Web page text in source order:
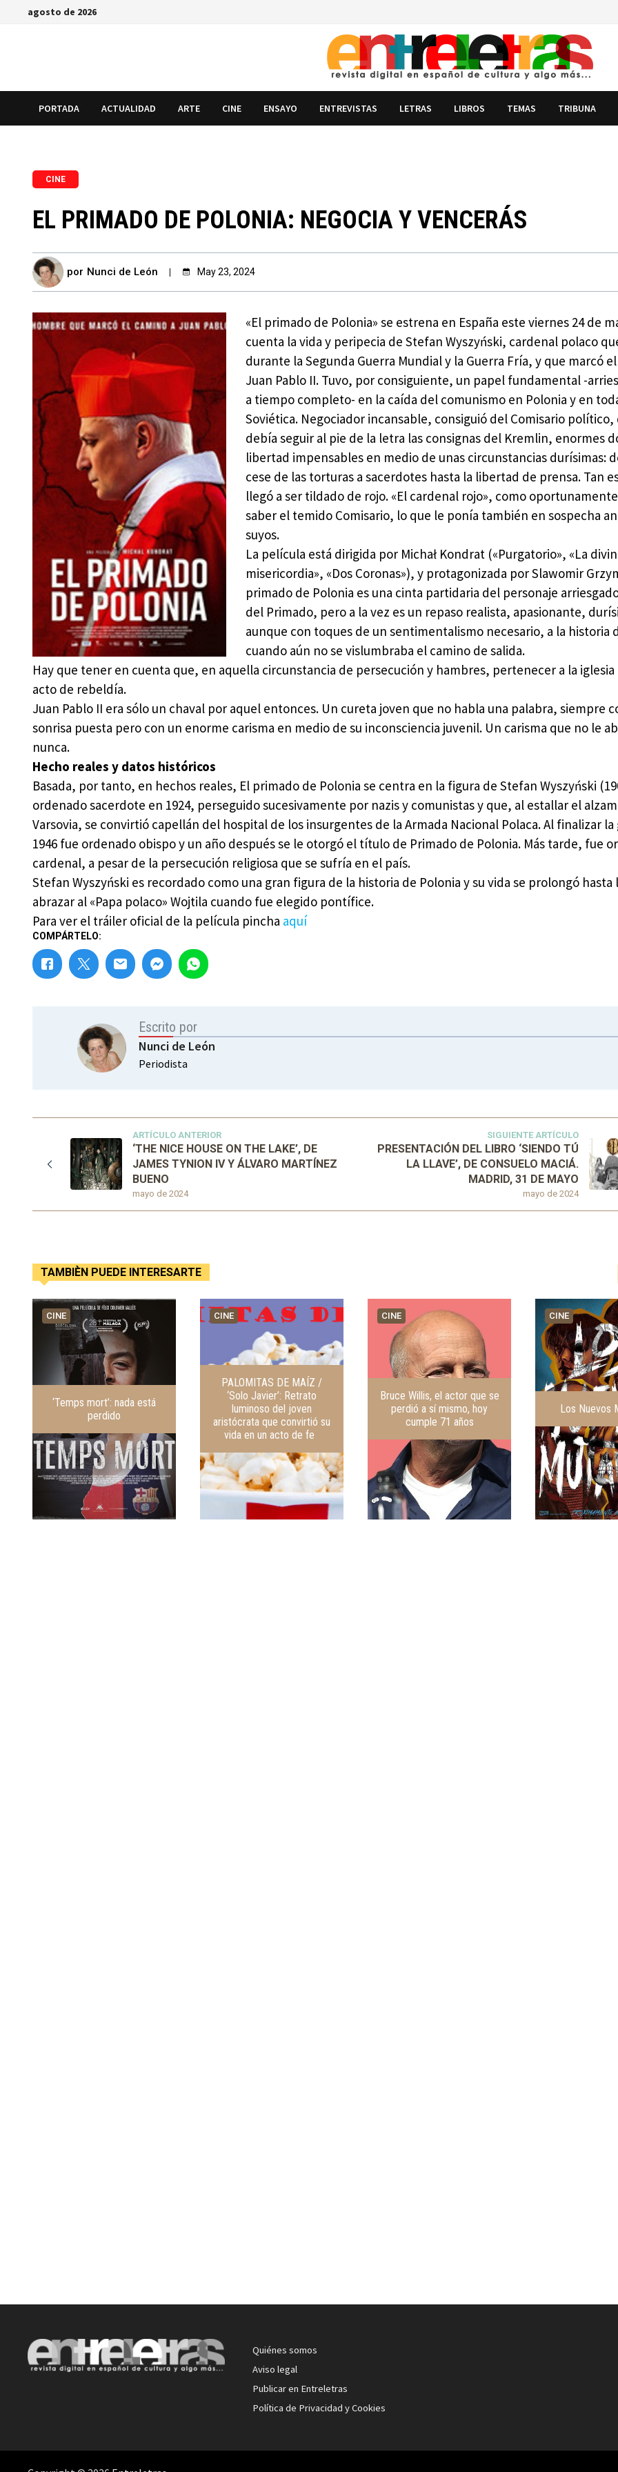
Saltaragosto de 2026
PORTADA ACTUALIDAD ARTE CINE ENSAYO ENTREVISTAS LETRAS LIBROS TEMAS TRIBUNA
CINE
EL PRIMADO DE POLONIA: NEGOCIA Y VENCERÁS
por Nunci de León May 23, 2024
«El primado de Polonia» se estrena en España este viernes 24 de
cuenta la vida y peripecia de Stefan Wyszyński, cardenal polaco
durante la Segunda Guerra Mundial y la Guerra Fría, y que marcó
Juan Pablo II. Tuvo, por consiguiente, un papel fundamental -
a tiempo completo- en la caída del comunismo en Polonia y en
Soviética. Negociador incansable, consiguió del Comisario político,
debía seguir al pie de la letra las consignas del Kremlin, enormes
libertad impensables en medio de unas circunstancias durísimas:
cese de las torturas a sacerdotes hasta la libertad de prensa. Tan
llegó a ser tildado de rojo. «El cardenal rojo», como
saber el temido Comisario, lo que le ponía también en sospecha
suyos.
La película está dirigida por Michał Kondrat («Purgatorio», «La
misericordia», «Dos Coronas»), y protagonizada por Slawomir
primado de Polonia es una cinta partidaria del personaje
del Primado, pero a la vez es un repaso realista, apasionante,
aunque con toques de un sentimentalismo necesario, a la historia
cuando aún no se vislumbraba el camino de salida.
Hay que tener en cuenta que, en aquella circunstancia de persecución y hambres, pertenecer a la iglesia
acto de rebeldía.
Juan Pablo II era sólo un chaval por aquel entonces. Un cureta joven que no habla una palabra, siempre
sonrisa puesta pero con un enorme carisma en medio de su inconsciencia juvenil. Un carisma que no le
nunca.
Hecho reales y datos históricos
Basada, por tanto, en hechos reales, El primado de Polonia se centra en la figura de Stefan Wyszyński
ordenado sacerdote en 1924, perseguido sucesivamente por nazis y comunistas y que, al estallar el
Varsovia, se convirtió capellán del hospital de los insurgentes de la Armada Nacional Polaca. Al finalizar la
1946 fue ordenado obispo y un año después se le otorgó el título de Primado de Polonia. Más tarde, fue
cardenal, a pesar de la persecución religiosa que se sufría en el país.
Stefan Wyszyński es recordado como una gran figura de la historia de Polonia y su vida se prolongó hasta
abrazar al «Papa polaco» Wojtila cuando fue elegido pontífice.
Para ver el tráiler oficial de la película pincha aquí
COMPÁRTELO:
Escrito por
Nunci de León
Periodista
ARTÍCULO ANTERIOR
mayo de 2024
‘THE NICE HOUSE ON THE LAKE’, DE
JAMES TYNION IV Y ÁLVARO MARTÍNEZ
BUENO
SIGUIENTE ARTÍCULO
mayo de 2024
PRESENTACIÓN DEL LIBRO ‘SIENDO TÚ
LA LLAVE’, DE CONSUELO MACIÁ.
MADRID, 31 DE MAYO
TAMBIÈN PUEDE INTERESARTE
CINE
‘Temps mort’: nada está
perdido
CINE
PALOMITAS DE MAÍZ /
‘Solo Javier’: Retrato
luminoso del joven
aristócrata que convirtió su
vida en un acto de fe
CINE
Bruce Willis, el actor que se
perdió a sí mismo, hoy
cumple 71 años
CINE
Los Nuevos
Quiénes somos
Aviso legal
Publicar en Entreletras
Política de Privacidad y Cookies